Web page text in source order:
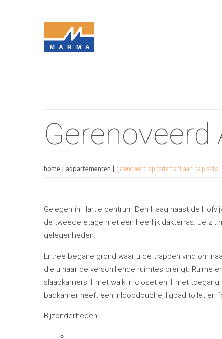
MARMA
home appartementen gerenoveerd appartement aan de plaats
Gelegen in Hartje centrum Den Haag naast de
de tweede etage met een heerlijk dakterras. Je zit
gelegenheden.
Entree begane grond waar u de trappen vind om
die u naar de verschillende ruimtes brengt. Ruime
slaapkamers 1 met walk in closet en 1 met
badkamer heeft een inloopdouche, ligbad toilet en
Bijzonderheden: